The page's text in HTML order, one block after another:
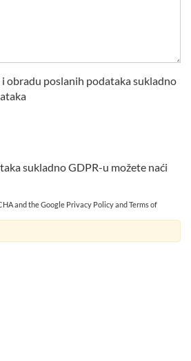
obradu poslanih podataka sukladno
sukladno GDPR-u možete naći
and the Google Privacy PolicyandTerms of